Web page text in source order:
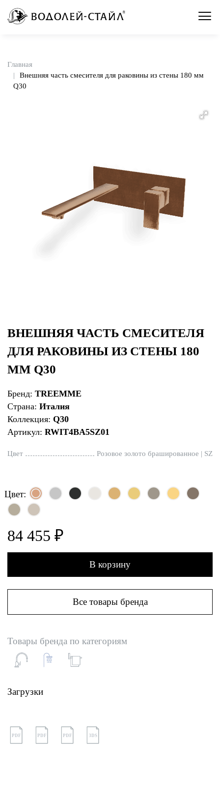
Главная
Внешняя часть смесителя для раковины из стены 180 мм
Q30
ВНЕШНЯЯ ЧАСТЬ СМЕСИТЕЛЯ
ДЛЯ РАКОВИНЫ ИЗ СТЕНЫ 180
ММ Q30
Бренд: TREEMME
Страна: Италия
Коллекция: Q30
Артикул: RWIT4BA5SZ01
Цвет Розовое золото брашированное | SZ
Цвет:
84 455 ₽
В корзину
Все товары бренда
Товары бренда по категориям
Загрузки
PDF PDF PDF 3DS